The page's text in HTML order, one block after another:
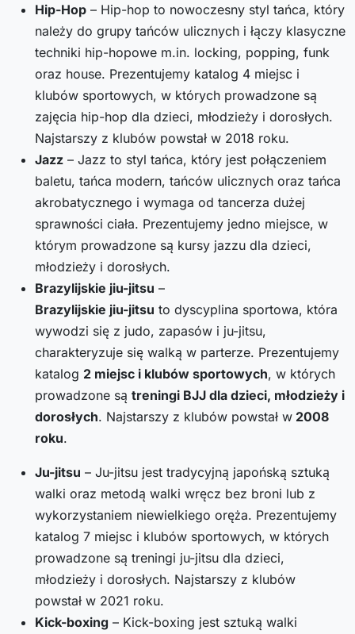
Hip-Hop – Hip-hop to nowoczesny styl tańca, który
należy do grupy tańców ulicznych i łączy klasyczne
techniki hip-hopowe m.in. locking, popping, funk
oraz house. Prezentujemy katalog 4 miejsc i
klubów sportowych, w których prowadzone są
zajęcia hip-hop dla dzieci, młodzieży i dorosłych.
Najstarszy z klubów powstał w 2018 roku.
Jazz – Jazz to styl tańca, który jest połączeniem
baletu, tańca modern, tańców ulicznych oraz tańca
akrobatycznego i wymaga od tancerza dużej
sprawności ciała. Prezentujemy jedno miejsce, w
którym prowadzone są kursy jazzu dla dzieci,
młodzieży i dorosłych.
Brazylijskie jiu-jitsu –
Brazylijskie jiu-jitsu to dyscyplina sportowa, która
wywodzi się z judo, zapasów i ju-jitsu,
charakteryzuje się walką w parterze. Prezentujemy
katalog 2 miejsc i klubów sportowych, w których
prowadzone są treningi BJJ dla dzieci, młodzieży i
dorosłych. Najstarszy z klubów powstał w 2008
roku.
Ju-jitsu – Ju-jitsu jest tradycyjną japońską sztuką
walki oraz metodą walki wręcz bez broni lub z
wykorzystaniem niewielkiego oręża. Prezentujemy
katalog 7 miejsc i klubów sportowych, w których
prowadzone są treningi ju-jitsu dla dzieci,
młodzieży i dorosłych. Najstarszy z klubów
powstał w 2021 roku.
Kick-boxing – Kick-boxing jest sztuką walki